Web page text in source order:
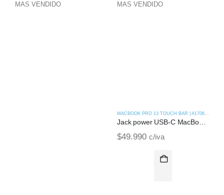
MAS VENDIDO
MAS VENDIDO
MACBOOK PRO 13 TOUCH BAR | A1706 (2016)
Jack power USB-C MacBook Pro Retina Touch Bar 13 | A1706 (2016)
$49.990 c/iva